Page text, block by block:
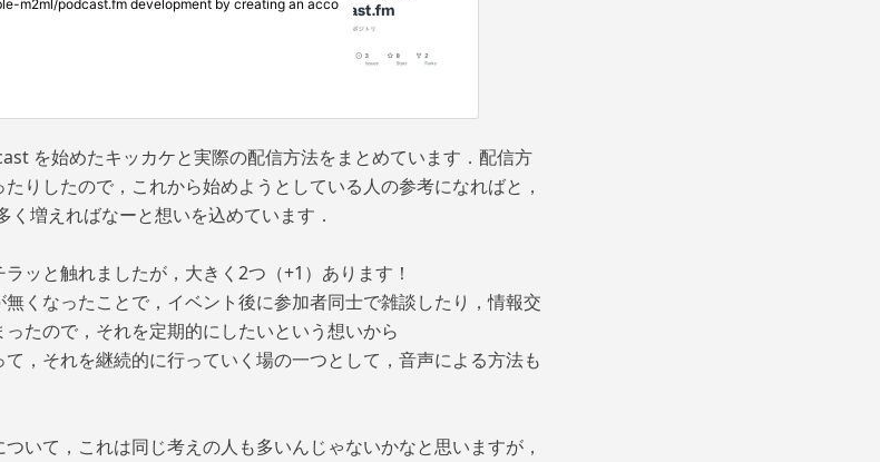
を始めたキッカケと実際の配信方法をまとめています．配信方
りしたので，これから始めようとしている人の参考になればと，
増えればなーと想いを込めています．
ッと触れましたが，大きく2つ（+1）あります！
くなったことで，イベント後に参加者同士で雑談したり，情報交
たので，それを定期的にしたいという想いから
，それを継続的に行っていく場の一つとして，音声による方法も
いて，これは同じ考えの人も多いんじゃないかなと思いますが，